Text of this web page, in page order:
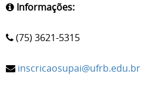
Informações:
(75) 3621-5315
inscricaosupai@ufrb.edu.br